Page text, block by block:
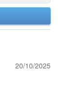
20/10/2025